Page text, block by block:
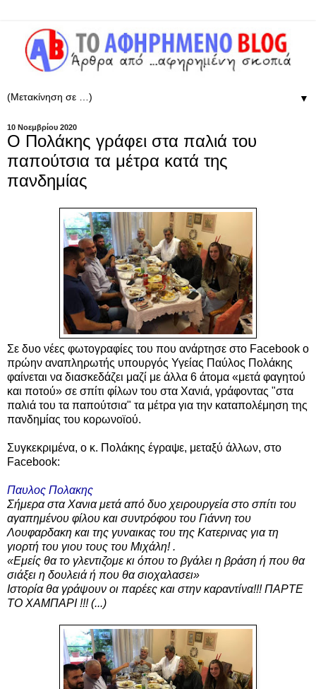
▼
10 Νοεμβρίου 2020
Ο Πολάκης γράφει στα παλιά του
παπούτσια τα μέτρα κατά της
πανδημίας
Σε δυο νέες φωτογραφίες του που ανάρτησε στο Facebook ο
πρώην αναπληρωτής υπουργός Υγείας Παύλος Πολάκης
φαίνεται να διασκεδάζει μαζί με άλλα 6 άτομα «μετά φαγητού
και ποτού» σε σπίτι φίλων του στα Χανιά, γράφοντας "στα
παλιά του τα παπούτσια" τα μέτρα για την καταπολέμηση της
πανδημίας του κορωνοϊού.
Συγκεκριμένα, ο κ. Πολάκης έγραψε, μεταξύ άλλων, στο
Facebook:
Παυλος Πολακης
Σήμερα στα Χανια μετά από δυο χειρουργεία στο σπίτι του
αγαπημένου φίλου και συντρόφου του Γιάννη του
Λουφαρδακη και της γυναικας του της Κατερινας για τη
γιορτή του γιου τους του Μιχάλη! .
«Εμείς θα το γλεντιζομε κι όπου το βγάλει η βράση ή που θα
σιάξει η δουλειά ή που θα σιοχαλασει»
Ιστορία θα γράψουν οι παρέες και στην καραντίνα!!! ΠΑΡΤΕ
ΤΟ ΧΑΜΠΑΡΙ !!! (...)